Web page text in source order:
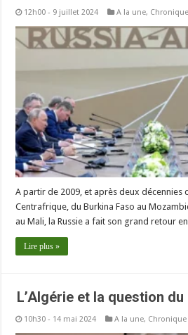
12h00 - 9 juillet 2024 A la une, Chronique
A partir de 2009, et après deux décennies
Centrafrique, du Burkina Faso au
au Mali, la Russie a fait son grand retour
Lire plus »
L’Algérie et la question
10h30 - 14 mai 2024 A la une, Chronique